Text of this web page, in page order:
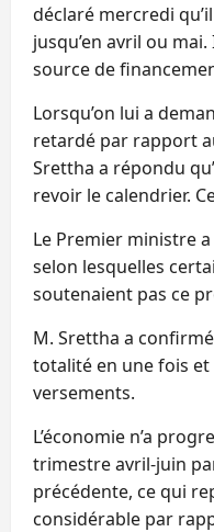
déclaré mercredi
jusqu’en avril ou
source de
Lorsqu’on lui a
retardé par rapport
Srettha a répondu
revoir le calendrier.
Le Premier ministre
selon lesquelles
soutenaient pas ce
M. Srettha a
totalité en une fois
versements.
L’économie n’a
trimestre avril-juin
précédente, ce qui
considérable par